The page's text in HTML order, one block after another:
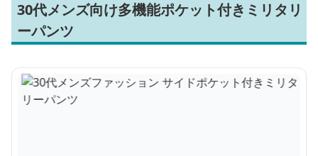
30代メンズ向け多機能ポケット付きミリタリ
ーパンツ